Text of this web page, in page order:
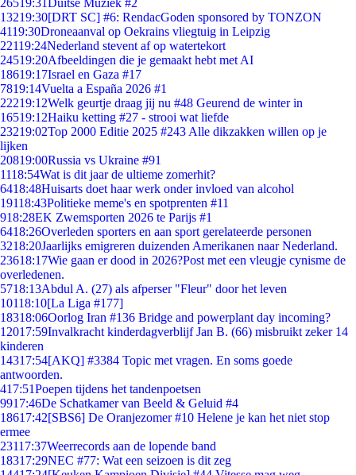
26519:31Duitse Muziek #2
13219:30[DRT SC] #6: RendacGoden sponsored by TONZON
4119:30Droneaanval op Oekrains vliegtuig in Leipzig
22119:24Nederland stevent af op watertekort
24519:20Afbeeldingen die je gemaakt hebt met AI
18619:17Israel en Gaza #17
7819:14Vuelta a España 2026 #1
22219:12Welk geurtje draag jij nu #48 Geurend de winter in
16519:12Haiku ketting #27 - strooi wat liefde
23219:02Top 2000 Editie 2025 #243 Alle dikzakken willen op je
lijken
20819:00Russia vs Ukraine #91
1118:54Wat is dit jaar de ultieme zomerhit?
6418:48Huisarts doet haar werk onder invloed van alcohol
19118:43Politieke meme's en spotprenten #11
918:28EK Zwemsporten 2026 te Parijs #1
6418:26Overleden sporters en aan sport gerelateerde personen
3218:20Jaarlijks emigreren duizenden Amerikanen naar Nederland.
23618:17Wie gaan er dood in 2026?Post met een vleugje cynisme de
overledenen.
5718:13Abdul A. (27) als afperser "Fleur" door het leven
10118:10[La Liga #177]
18318:06Oorlog Iran #136 Bridge and powerplant day incoming?
12017:59Invalkracht kinderdagverblijf Jan B. (66) misbruikt zeker 14
kinderen
14317:54[AKQ] #3384 Topic met vragen. En soms goede
antwoorden.
417:51Poepen tijdens het tandenpoetsen
9917:46De Schatkamer van Beeld & Geluid #4
18617:42[SBS6] De Oranjezomer #10 Helene je kan het niet stop
ermee
23117:37Weerrecords aan de lopende band
18317:29NEC #77: Wat een seizoen is dit zeg